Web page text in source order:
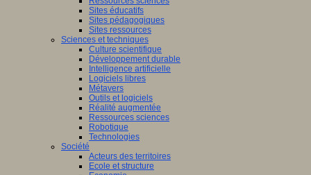
Sites éducatifs
Sites pédagogiques
Sites ressources
Sciences et techniques
Culture scientifique
Développement durable
Intelligence artificielle
Logiciels libres
Métavers
Outils et logiciels
Réalité augmentée
Ressources sciences
Robotique
Technologies
Société
Acteurs des territoires
Ecole et structure